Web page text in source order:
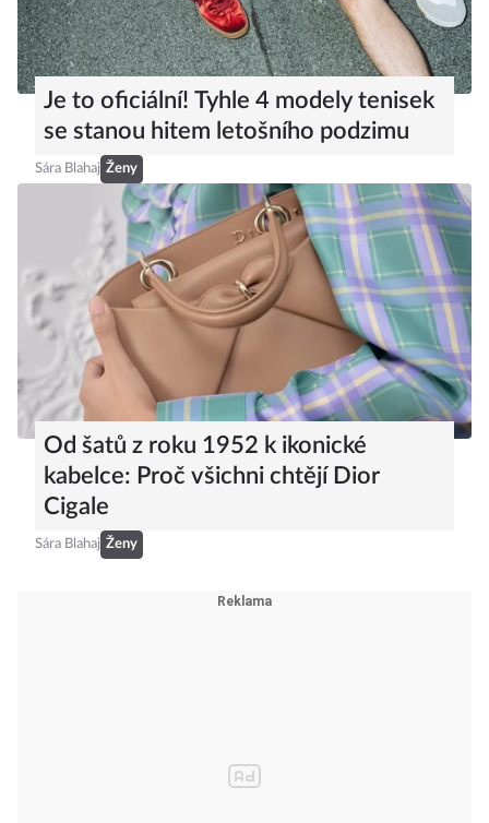
Je to oficiální! Tyhle 4 modely tenisek
se stanou hitem letošního podzimu
Sára Blahaj Ženy
Od šatů z roku 1952 k ikonické
kabelce: Proč všichni chtějí Dior
Cigale
Sára Blahaj Ženy